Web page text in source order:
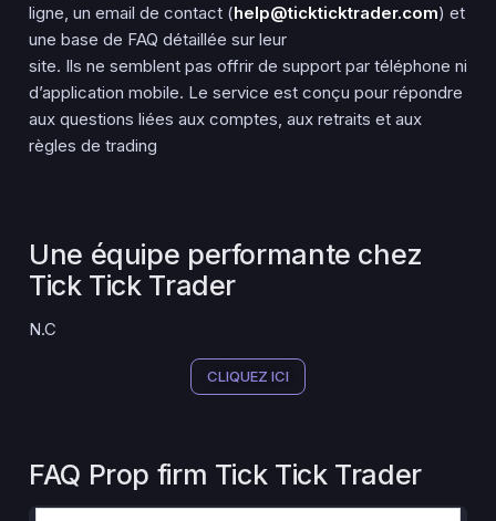
ligne, un email de contact (help@tickticktrader.com) et
une base de FAQ détaillée sur leur
site. Ils ne semblent pas offrir de support par téléphone ni
d’application mobile. Le service est conçu pour répondre
aux questions liées aux comptes, aux retraits et aux
règles de trading
Une équipe performante chez
Tick Tick Trader
N.C
CLIQUEZ ICI
FAQ Prop firm Tick Tick Trader